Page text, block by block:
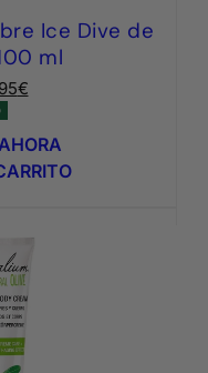
Ice Dive de
ml
€El
actual
es: